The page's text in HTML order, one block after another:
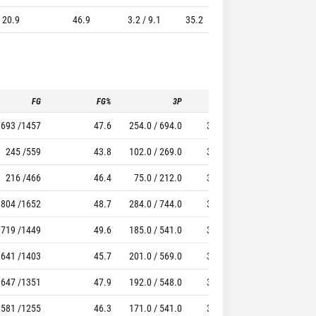
46.9 3.2 / 9.1 35.2
FG FG% 3P
693 /1457 47.6 254.0 / 694.0 36.6
245 /559 43.8 102.0 / 269.0 37.9
216 /466 46.4 75.0 / 212.0 35.4
804 /1652 48.7 284.0 / 744.0 38.2
719 /1449 49.6 185.0 / 541.0 34.2
641 /1403 45.7 201.0 / 569.0 35.3
647 /1351 47.9 192.0 / 548.0 35.0
581 /1255 46.3 171.0 / 541.0 31.6